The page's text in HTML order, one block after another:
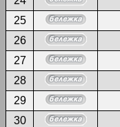
25
26
27
28
29
30